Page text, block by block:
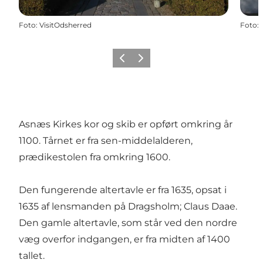
Foto: VisitOdsherred Foto:
Forrige billede
Næste billede
Asnæs Kirkes kor og skib er opført omkring år
1100. Tårnet er fra sen-middelalderen,
prædikestolen fra omkring 1600.
Den fungerende altertavle er fra 1635, opsat i
1635 af lensmanden på Dragsholm; Claus Daae.
Den gamle altertavle, som står ved den nordre
væg overfor indgangen, er fra midten af 1400
tallet.